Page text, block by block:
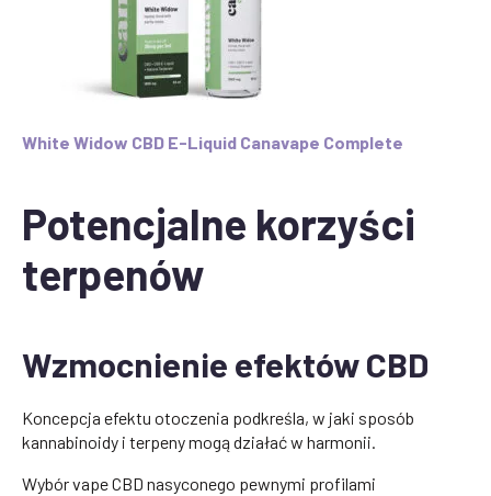
White Widow CBD E-Liquid Canavape Complete
Potencjalne korzyści
terpenów
Wzmocnienie efektów CBD
Koncepcja efektu otoczenia podkreśla, w jaki sposób
kannabinoidy i terpeny mogą działać w harmonii.
Wybór vape CBD nasyconego pewnymi profilami